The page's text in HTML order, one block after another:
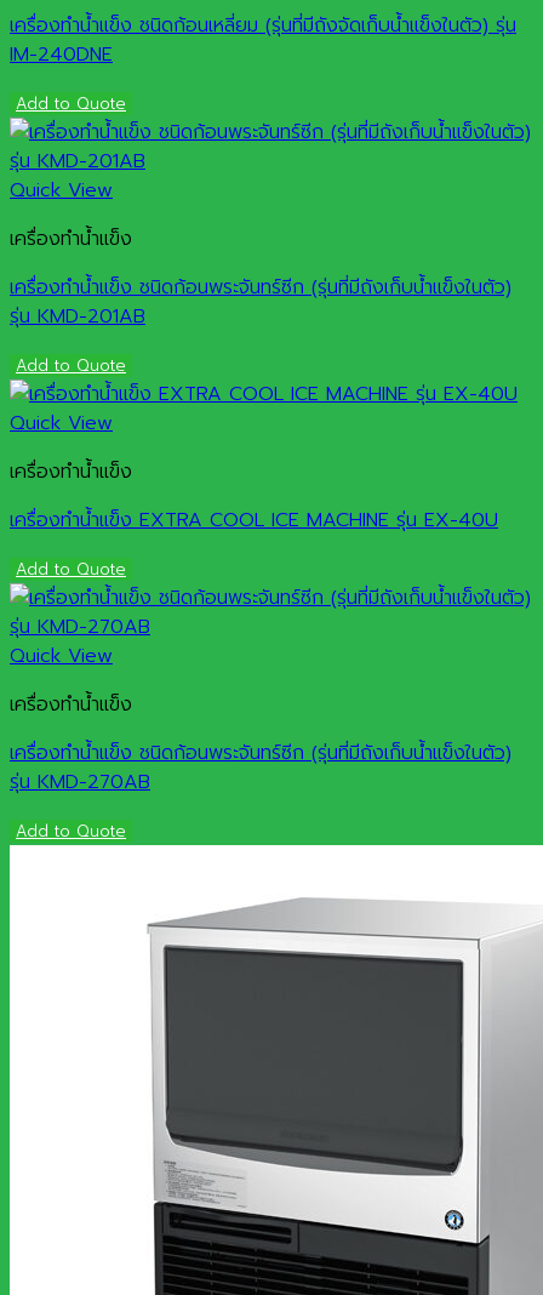
เครื่องทำน้ำแข็ง ชนิดก้อนเหลี่ยม (รุ่นที่มีถังจัดเก็บน้ำแข็งในตัว) รุ่น
IM-240DNE
Add to Quote
Quick View
เครื่องทำน้ำแข็ง
เครื่องทำน้ำแข็ง ชนิดก้อนพระจันทร์ซีก (รุ่นที่มีถังเก็บน้ำแข็งในตัว)
รุ่น KMD-201AB
Add to Quote
Quick View
เครื่องทำน้ำแข็ง
เครื่องทำน้ำแข็ง EXTRA COOL ICE MACHINE รุ่น EX-40U
Add to Quote
Quick View
เครื่องทำน้ำแข็ง
เครื่องทำน้ำแข็ง ชนิดก้อนพระจันทร์ซีก (รุ่นที่มีถังเก็บน้ำแข็งในตัว)
รุ่น KMD-270AB
Add to Quote